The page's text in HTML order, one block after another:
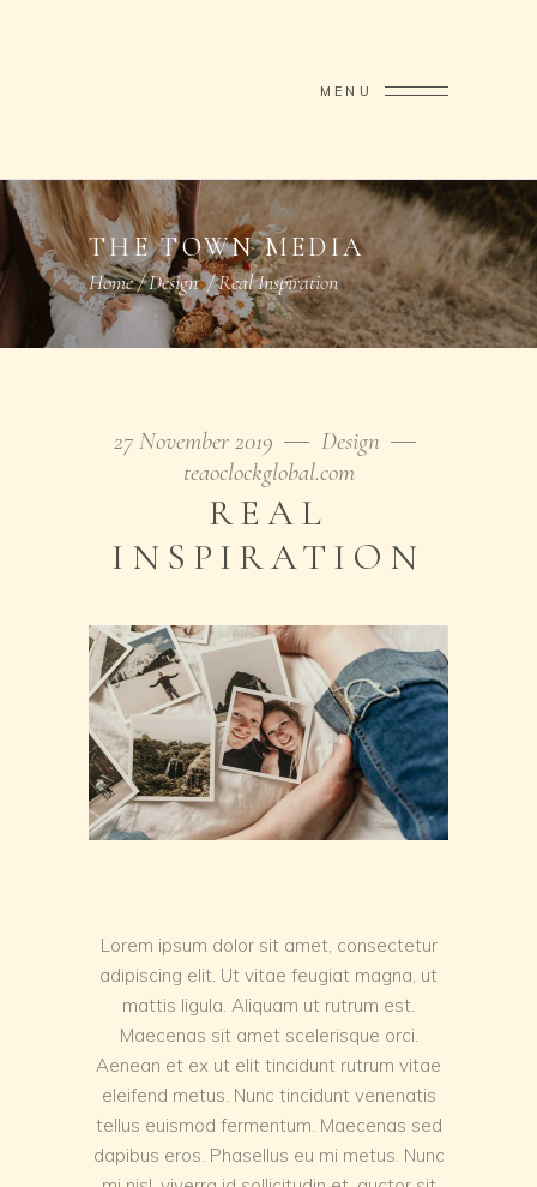
MENU
THE TOWN MEDIA
Home/Design/Real Inspiration
27 November 2019
Design
teaoclockglobal.com
REAL
INSPIRATION
Lorem ipsum dolor sit amet, consectetur
adipiscing elit. Ut vitae feugiat magna, ut
mattis ligula. Aliquam ut rutrum est.
Maecenas sit amet scelerisque orci.
Aenean et ex ut elit tincidunt rutrum vitae
eleifend metus. Nunc tincidunt venenatis
tellus euismod fermentum. Maecenas sed
dapibus eros. Phasellus eu mi metus. Nunc